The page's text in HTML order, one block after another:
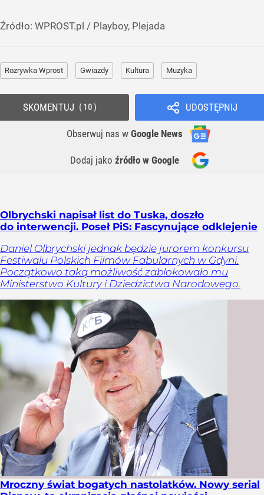
Źródło: WPROST.pl / Playboy, Plejada
Rozrywka Wprost Gwiazdy Kultura Muzyka
UDOSTĘPNIJ
Obserwuj nas w Google News
Dodaj jako źródło w Google
SKOMENTUJ 10
Olbrychski napisał list do Tuska, doszło
do interwencji. Poseł PiS: Fascynujące odklejenie
Daniel Olbrychski jednak będzie jurorem konkursu
Festiwalu Polskich Filmów Fabularnych w Gdyni.
Początkowo taką możliwość zablokowało mu
Ministerstwo Kultury i Dziedzictwa Narodowego.
Mroczny świat bogatych nastolatków. Nowy serial